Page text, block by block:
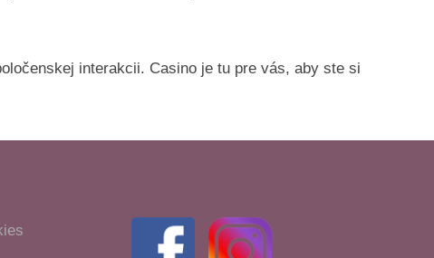
interakcii. Casino je tu pre vás, aby ste si